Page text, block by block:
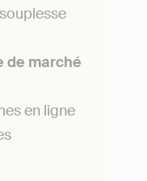
de marché
en ligne